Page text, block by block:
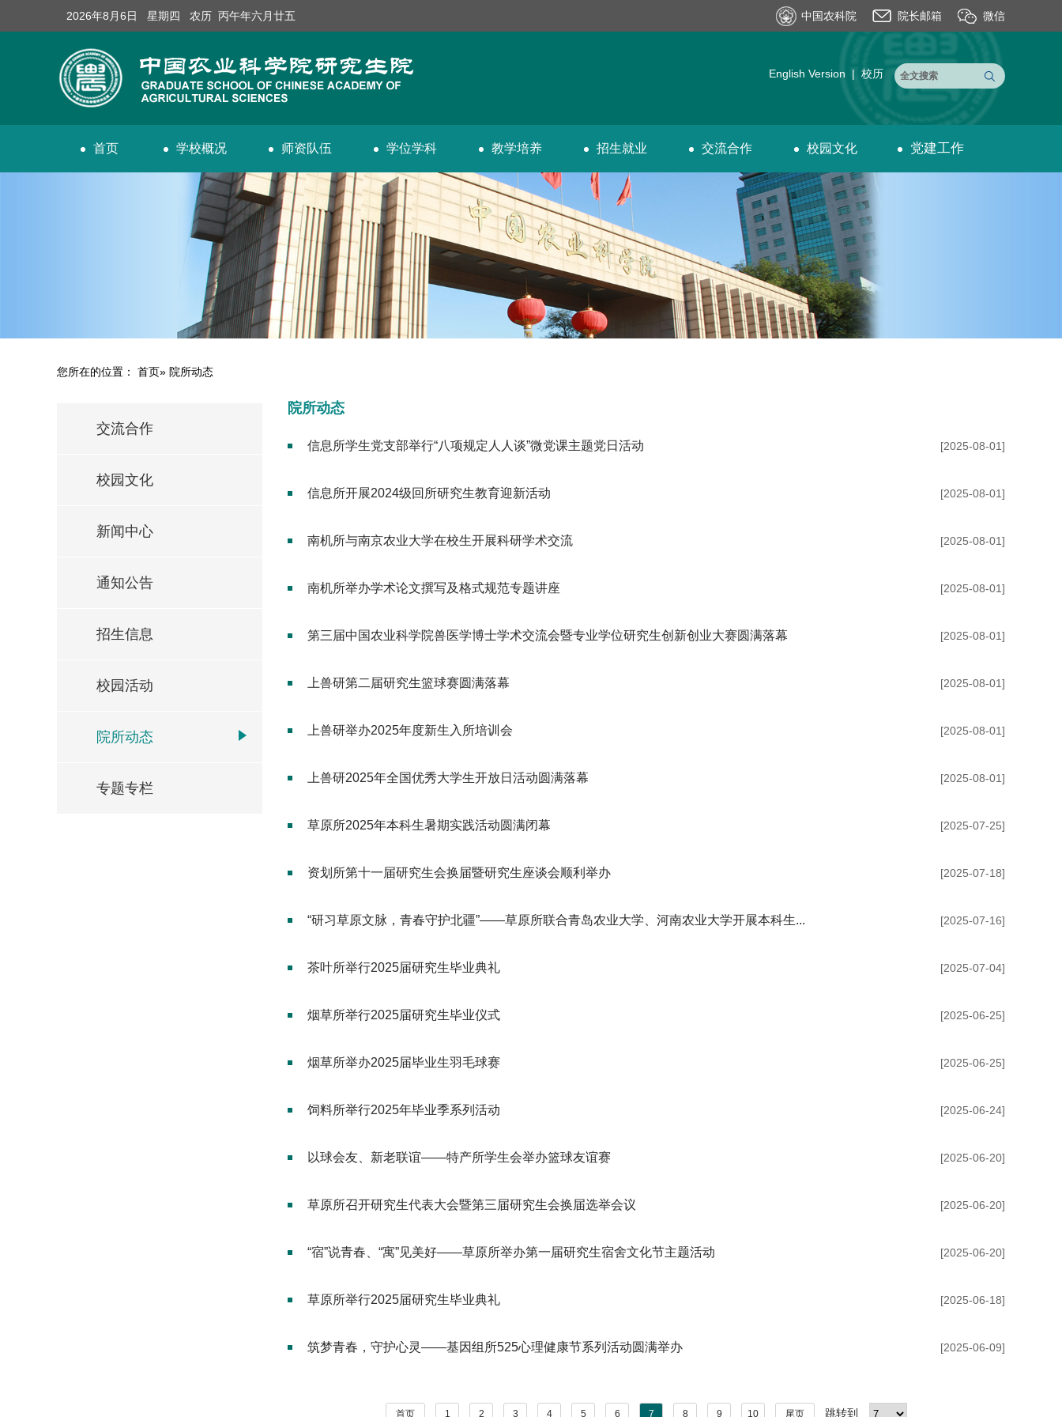
2026年8月6日 星期四 农历 丙午年六月廿五 中国农科院 院长邮箱 微信
English Version | 校历
首页 学校概况 师资队伍 学位学科 教学培养 招生就业 交流合作 校园文化 党建工作
您所在的位置： 首页» 院所动态
交流合作
校园文化
新闻中心
通知公告
招生信息
校园活动
院所动态
专题专栏
院所动态
[2025-08-01]
信息所学生党支部举行“八项规定人人谈”微党课主题党日活动
[2025-08-01]
信息所开展2024级回所研究生教育迎新活动
[2025-08-01]
南机所与南京农业大学在校生开展科研学术交流
[2025-08-01]
南机所举办学术论文撰写及格式规范专题讲座
[2025-08-01]
第三届中国农业科学院兽医学博士学术交流会暨专业学位研究生创新创业大赛圆满落幕
[2025-08-01]
上兽研第二届研究生篮球赛圆满落幕
[2025-08-01]
上兽研举办2025年度新生入所培训会
[2025-08-01]
上兽研2025年全国优秀大学生开放日活动圆满落幕
[2025-07-25]
草原所2025年本科生暑期实践活动圆满闭幕
[2025-07-18]
资划所第十一届研究生会换届暨研究生座谈会顺利举办
[2025-07-16]
“研习草原文脉，青春守护北疆”——草原所联合青岛农业大学、河南农业大学开展本科生...
[2025-07-04]
茶叶所举行2025届研究生毕业典礼
[2025-06-25]
烟草所举行2025届研究生毕业仪式
[2025-06-25]
烟草所举办2025届毕业生羽毛球赛
[2025-06-24]
饲料所举行2025年毕业季系列活动
[2025-06-20]
以球会友、新老联谊——特产所学生会举办篮球友谊赛
[2025-06-20]
草原所召开研究生代表大会暨第三届研究生会换届选举会议
[2025-06-20]
“宿”说青春、“寓”见美好——草原所举办第一届研究生宿舍文化节主题活动
[2025-06-18]
草原所举行2025届研究生毕业典礼
[2025-06-09]
筑梦青春，守护心灵——基因组所525心理健康节系列活动圆满举办
首页 1 2 3 4 5 6 7 8 9 10 尾页 跳转到